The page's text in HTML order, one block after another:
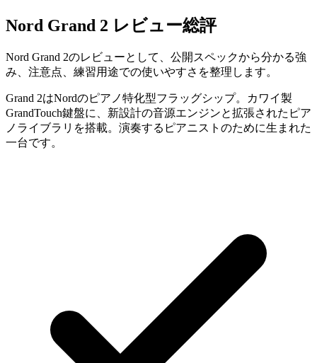
Nord Grand 2 レビュー総評
Nord Grand 2のレビューとして、公開スペックから分かる強
み、注意点、練習用途での使いやすさを整理します。
Grand 2はNordのピアノ特化型フラッグシップ。カワイ製
GrandTouch鍵盤に、新設計の音源エンジンと拡張されたピア
ノライブラリを搭載。演奏するピアニストのために生まれた
一台です。